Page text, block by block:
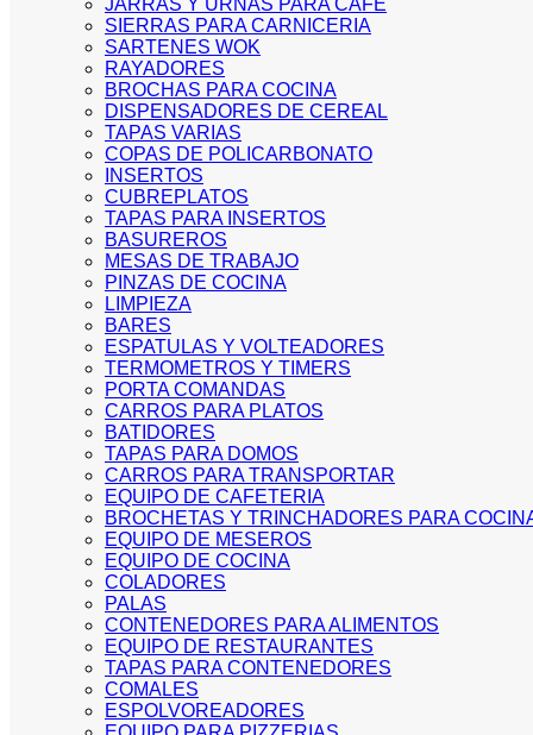
JARRAS Y URNAS PARA CAFE
SIERRAS PARA CARNICERIA
SARTENES WOK
RAYADORES
BROCHAS PARA COCINA
DISPENSADORES DE CEREAL
TAPAS VARIAS
COPAS DE POLICARBONATO
INSERTOS
CUBREPLATOS
TAPAS PARA INSERTOS
BASUREROS
MESAS DE TRABAJO
PINZAS DE COCINA
LIMPIEZA
BARES
ESPATULAS Y VOLTEADORES
TERMOMETROS Y TIMERS
PORTA COMANDAS
CARROS PARA PLATOS
BATIDORES
TAPAS PARA DOMOS
CARROS PARA TRANSPORTAR
EQUIPO DE CAFETERIA
BROCHETAS Y TRINCHADORES PARA
EQUIPO DE MESEROS
EQUIPO DE COCINA
COLADORES
PALAS
CONTENEDORES PARA ALIMENTOS
EQUIPO DE RESTAURANTES
TAPAS PARA CONTENEDORES
COMALES
ESPOLVOREADORES